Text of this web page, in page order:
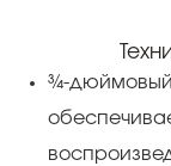
¾-дюймовый